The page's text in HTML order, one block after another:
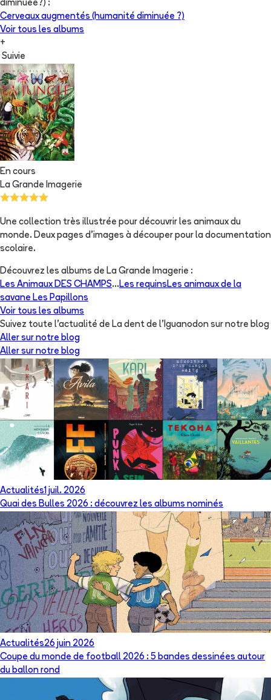
diminuée?) :
Cerveaux augmentés (humanité diminuée ?)
Voir tous les albums
+
Suivie
En cours
La Grande Imagerie
Une collection très illustrée pour découvrir les animaux du
monde. Deux pages d'images à découper pour la documentation
scolaire.
Découvrez les albums de La Grande Imagerie :
Les Animaux DES CHAMPS...Les requinsLes animaux de la
savane Les Papillons
Voir tous les albums
Suivez toute l'actualité de La dent de l'Iguanodon sur notre blog
Aller sur notre blog
Aller sur notre blog
Actualités1 juil. 2026
Quai des Bulles 2026 : découvrez les albums nominés
Actualités26 juin 2026
Coupe du monde de football 2026 : 5 bandes dessinées autour
du ballon rond